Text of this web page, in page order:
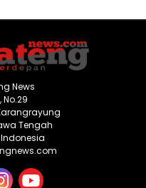
News
Tengah
Indonesia